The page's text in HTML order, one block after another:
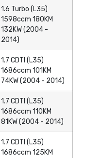
1.6 Turbo (L35)
1598ccm 180KM
132KW (2004 -
2014)
1.7 CDTI (L35)
1686ccm 101KM
74KW (2004 - 2014)
1.7 CDTI (L35)
1686ccm 110KM
81KW (2004 - 2014)
1.7 CDTI (L35)
1686ccm 125KM